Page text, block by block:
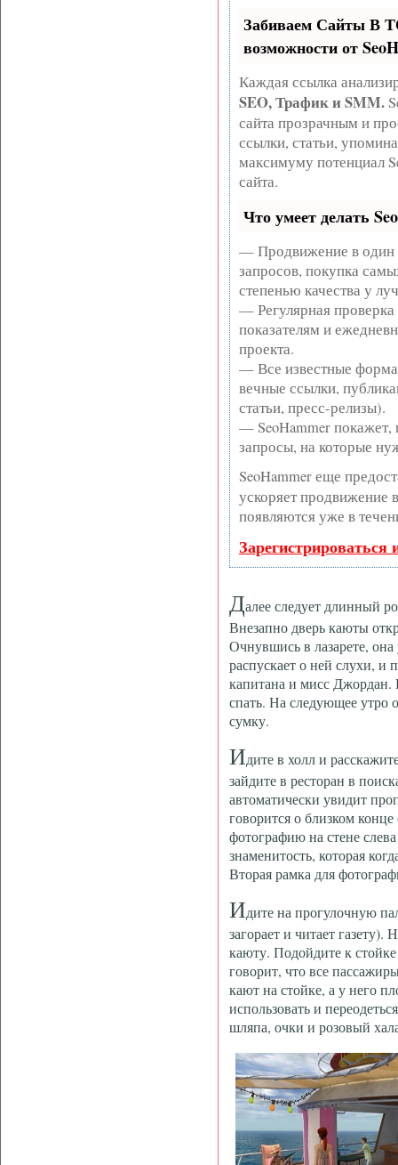
Забиваем Сайты В
возможности от
Каждая ссылка
SEO, Трафик и SMM.
сайта прозрачным и
ссылки, статьи,
максимуму потенциал
сайта.
Что умеет делать
— Продвижение в один
запросов, покупка
степенью качества у
— Регулярная проверка
показателям и
проекта.
— Все известные
вечные ссылки,
статьи, пресс-релизы).
— SeoHammer покажет,
запросы, на которые
SeoHammer еще
ускоряет продвижение
появляются уже в
Далее следует длинный
Внезапно дверь каюты
Очнувшись в лазарете,
распускает о ней слухи, и
капитана и мисс Джордан.
спать. На следующее утро
сумку.
Идите в холл и
зайдите в ресторан в
автоматически увидит
говорится о близком
фотографию на стене
знаменитость, которая
Вторая рамка для
Идите на прогулочную
загорает и читает
каюту. Подойдите к
говорит, что все
кают на стойке, а у него
использовать и
шляпа, очки и розовый